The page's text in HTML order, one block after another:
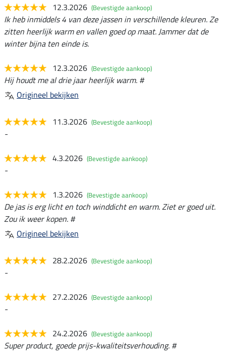
12.3.2026 (Bevestigde aankoop)
Ik heb inmiddels 4 van deze jassen in verschillende kleuren. Ze
zitten heerlijk warm en vallen goed op maat. Jammer dat de
winter bijna ten einde is.
12.3.2026 (Bevestigde aankoop)
Hij houdt me al drie jaar heerlijk warm. #
Origineel bekijken
11.3.2026 (Bevestigde aankoop)
-
4.3.2026 (Bevestigde aankoop)
-
1.3.2026 (Bevestigde aankoop)
De jas is erg licht en toch winddicht en warm. Ziet er goed uit.
Zou ik weer kopen. #
Origineel bekijken
28.2.2026 (Bevestigde aankoop)
-
27.2.2026 (Bevestigde aankoop)
-
24.2.2026 (Bevestigde aankoop)
Super product, goede prijs-kwaliteitsverhouding. #